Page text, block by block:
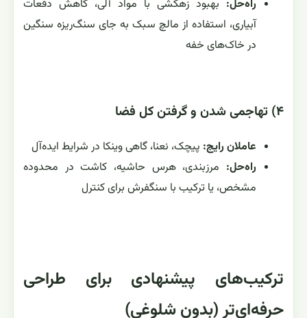
راه‌حل: بهبود زهکشی با مواد آلی، کاهش دفعات
آبیاری، استفاده از مالچ سبک به جای سنگ‌ریزه سنگین
در خاک‌های خفه
۴) تهاجمی شدن و گرفتن کل فضا
عاملان رایج: پیچک، نعنا، گاهی وینکا در شرایط ایده‌آل
راه‌حل: مرزبندی، هرس حاشیه، کاشت در محدوده
مشخص، یا ترکیب با سنگفرش برای کنترل
ترکیب‌های پیشنهادی برای طراحی
حرفه‌ای‌تر (بدون شلوغی)